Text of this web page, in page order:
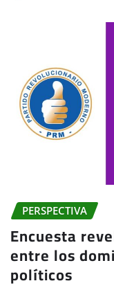
PERSPECTIVA
Encuesta
entre los
políticos